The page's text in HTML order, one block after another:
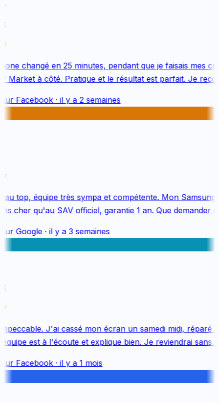
changé en 25 minutes, pendant que je faisais mes
à côté. Pratique et le résultat est parfait. Je
Facebook· il y a 2 semaines
top, équipe très sympa et compétente. Mon Samsung
cher qu'au SAV officiel, garantie 1 an. Que demander de
Google· il y a 3 semaines
J'ai cassé mon écran un samedi midi, réparé le
est à l'écoute et explique bien. Je reviendrai sans
Facebook· il y a 1 mois